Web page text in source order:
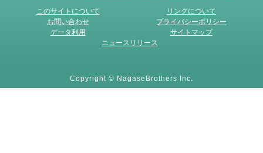
このサイトについて
リンクについて
お問い合わせ
プライバシーポリシー
データ利用
サイトマップ
ニュースリリース
Copyright © NagaseBrothers Inc.